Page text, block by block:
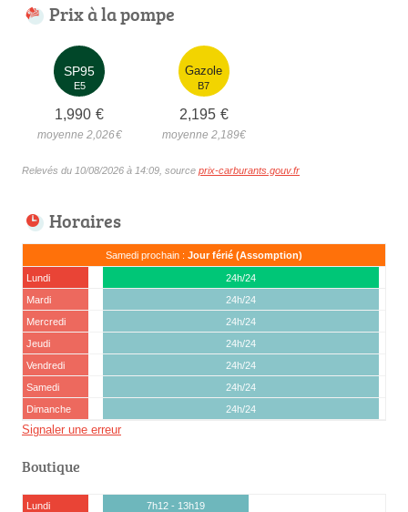
Prix à la pompe
SP95
E5
1,990 €
moyenne 2,026€
Gazole
B7
2,195 €
moyenne 2,189€
Relevés du 10/08/2026 à 14:09, source prix-carburants.gouv.fr
Horaires
Samedi prochain : Jour férié (Assomption)
Lundi
24h/24
Mardi
24h/24
Mercredi
24h/24
Jeudi
24h/24
Vendredi
24h/24
Samedi
24h/24
Dimanche
24h/24
Signaler une erreur
Boutique
Lundi
7h12 - 13h19